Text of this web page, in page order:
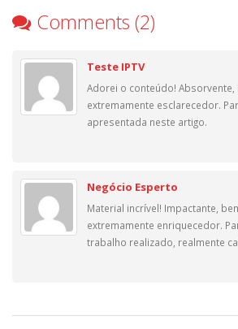
Comments (2)
Teste IPTV
Adorei o conteúdo!
extremamente esclarecedor.
apresentada neste artigo.
Negócio Esperto
Material incrível! Impactante,
extremamente enriquecedor.
trabalho realizado, realmente